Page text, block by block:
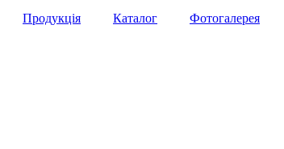
Продукція
Каталог Фотогалерея